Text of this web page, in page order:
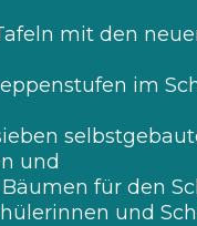
mit den
im
und
für den
und